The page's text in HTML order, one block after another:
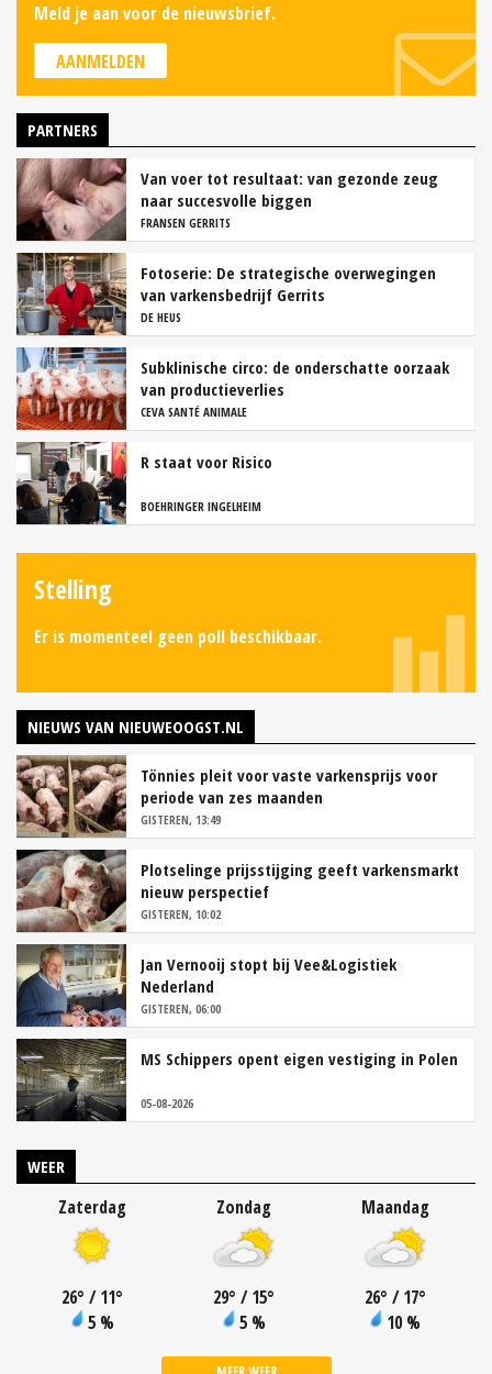
Meld je aan voor de nieuwsbrief.
AANMELDEN
PARTNERS
Van voer tot resultaat: van gezonde zeug
naar succesvolle biggen
FRANSEN GERRITS
Fotoserie: De strategische overwegingen
van varkensbedrijf Gerrits
DE HEUS
Subklinische circo: de onderschatte oorzaak
van productieverlies
CEVA SANTÉ ANIMALE
R staat voor Risico
BOEHRINGER INGELHEIM
Stelling
Er is momenteel geen poll beschikbaar.
NIEUWS VAN NIEUWEOOGST.NL
Tönnies pleit voor vaste varkensprijs voor
periode van zes maanden
GISTEREN, 13:49
Plotselinge prijsstijging geeft varkensmarkt
nieuw perspectief
GISTEREN, 10:02
Jan Vernooij stopt bij Vee&Logistiek
Nederland
GISTEREN, 06:00
MS Schippers opent eigen vestiging in Polen
05-08-2026
WEER
Zaterdag
26° / 11°
5 %
Zondag
29° / 15°
5 %
Maandag
26° / 17°
10 %